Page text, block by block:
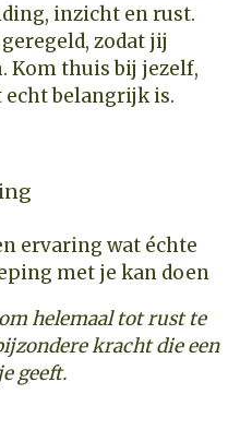
inzicht en rust.
zodat jij
Kom thuis bij jezelf,
echt belangrijk is.
helemaal tot rust te
kracht die een
geeft.